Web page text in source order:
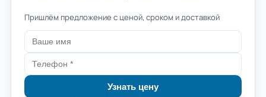
Пришлём предложение с ценой, сроком и доставкой
Узнать цену